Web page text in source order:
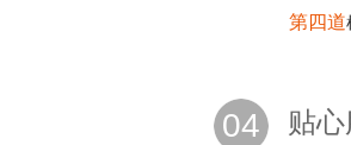
第四道
04 贴